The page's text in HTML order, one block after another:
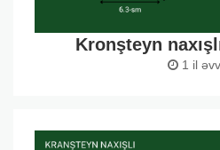
Kronşteyn
1 il